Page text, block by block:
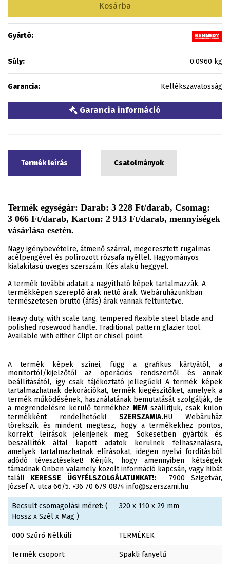
Kosárba
Gyártó:
Súly: 0.0960 kg
Garancia: Kellékszavatosság
Garancia információ
Termék leírás Csatolmányok
Termék egységár: Darab: 3 228 Ft/darab, Csomag:
3 066 Ft/darab, Karton: 2 913 Ft/darab, mennyiségek
vásárlása esetén.
Nagy igénybevételre, átmenő szárral, megeresztett rugalmas
acélpengével és polírozott rózsafa nyéllel. Hagyományos
kialakítású üveges szerszám. Kés alakú heggyel.
A termék további adatait a nagyítható képek tartalmazzák. A
termékképen szereplő árak nettó árak. Webáruházunkban
természetesen bruttó (áfás) árak vannak feltüntetve.
Heavy duty, with scale tang, tempered flexible steel blade and
polished rosewood handle. Traditional pattern glazier tool.
Available with either Clipt or chisel point.
A termék képek színei, függ a grafikus kártyától, a
monitortól/kijelzőtől az operációs rendszertől és annak
beállításától, így csak tájékoztató jellegűek! A termék képek
tartalmazhatnak dekorációkat, termék kiegészítőket, amelyek a
termék működésének, használatának bemutatását szolgálják, de
a megrendelésre kerülő termékhez NEM szállítjuk, csak külön
termékként rendelhetőek! SZERSZAMIA.HU Webáruház
törekszik és mindent megtesz, hogy a termékekhez pontos,
korrekt leírások jelenjenek meg. Sokesetben gyártók és
beszállítók által kapott adatok kerülnek felhasználásra,
amelyek tartalmazhatnak elírásokat, idegen nyelvi fordításból
adódó tévesztéseket! Kérjük, hogy amennyiben kétségek
támadnak Önben valamely közölt információ kapcsán, vagy hibát
talál! KERESSE ÜGYFÉLSZOLGÁLATUNKAT!:7900 Szigetvár,
József A. utca 66/5. +36 70 679 0874 info@szerszami.hu
Becsült csomagolási méret: (
Hossz x Szél x Mag )
320 x 110 x 29 mm
000 Szűrő Nélküli: TERMÉKEK
Termék csoport: Spakli fanyelű